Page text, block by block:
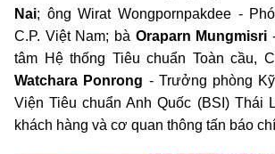
Nai; ông Wirat Wongpornpakdee -
C.P. Việt Nam; bà Oraparn Mungmisri
tâm Hệ thống Tiêu chuẩn Toàn cầu,
Watchara Ponrong - Trưởng phòng
Viện Tiêu chuẩn Anh Quốc (BSI) Thái
khách hàng và cơ quan thông tấn báo